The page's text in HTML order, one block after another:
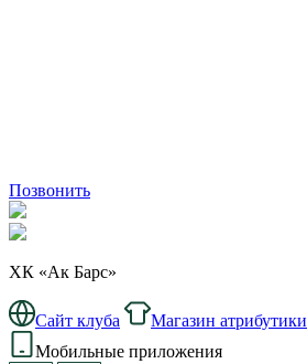
Позвонить
ХК «Ак Барс»
Сайт клуба Магазин атрибутики
Мобильные приложения